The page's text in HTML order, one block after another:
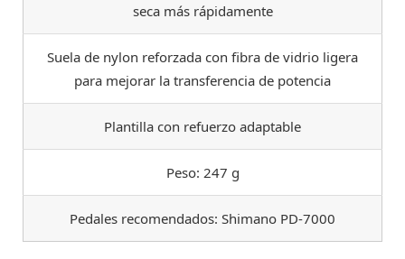
seca más rápidamente
Suela de nylon reforzada con fibra de vidrio ligera
para mejorar la transferencia de potencia
Plantilla con refuerzo adaptable
Peso: 247 g
Pedales recomendados: Shimano PD-7000